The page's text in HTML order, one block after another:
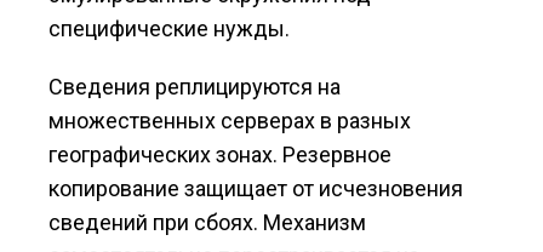
специфические нужды.
Сведения реплицируются на
множественных серверах в разных
географических зонах. Резервное
копирование защищает от исчезновения
сведений при сбоях. Механизм